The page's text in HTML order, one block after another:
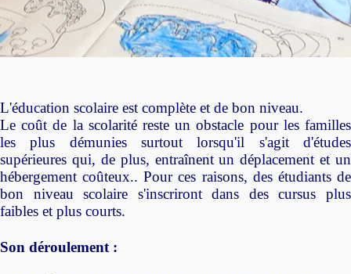
L'éducation scolaire est complète et de bon niveau.
Le coût de la scolarité reste un obstacle pour les familles
les plus démunies surtout lorsqu'il s'agit d'études
supérieures qui, de plus, entraînent un déplacement et un
hébergement coûteux.. Pour ces raisons, des étudiants de
bon niveau scolaire s'inscriront dans des cursus plus
faibles et plus courts.
Son déroulement :